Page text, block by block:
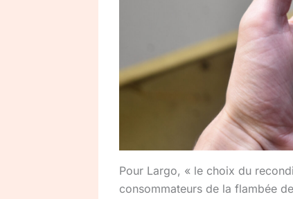
Pour Largo, « le choix du
consommateurs de la flambée